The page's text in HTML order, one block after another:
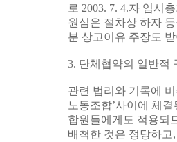
로 2003. 7. 4.자 임시
원심은 절차상 하자
분 상고이유 주장도
3. 단체협약의 일반적
관련 법리와 기록에
노동조합’사이에 체
합원들에게도 적용되
배척한 것은 정당하